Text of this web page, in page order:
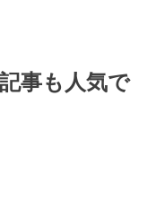
事も人気で